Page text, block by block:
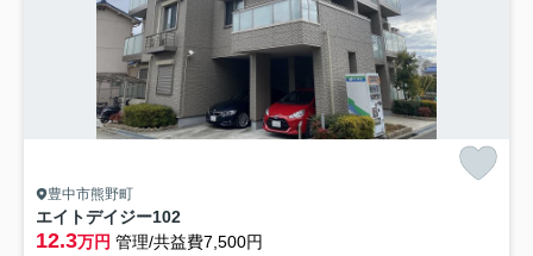
豊中市熊野町
エイトデイジー102
12.3万円 管理/共益費7,500円